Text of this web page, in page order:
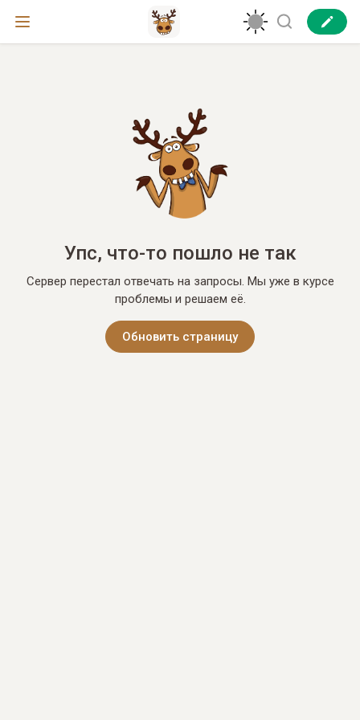
Упс, что-то пошло не так
Сервер перестал отвечать на запросы. Мы уже в курсе
проблемы и решаем её.
Обновить страницу